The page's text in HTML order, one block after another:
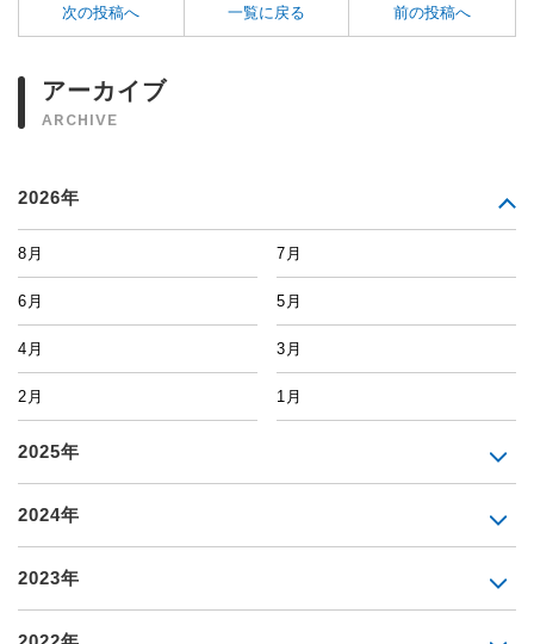
次の投稿へ 一覧に戻る 前の投稿へ
アーカイブ
ARCHIVE
2026年
8月 7月
6月 5月
4月 3月
2月 1月
2025年
2024年
2023年